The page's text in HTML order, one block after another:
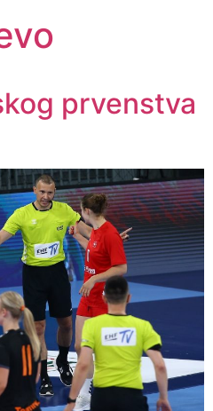
prvenstva